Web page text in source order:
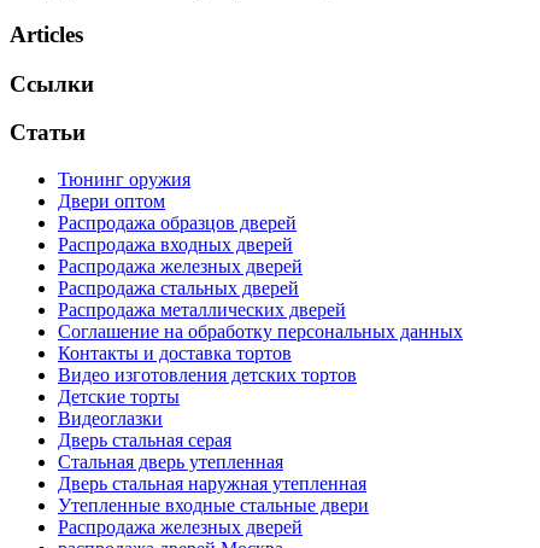
Articles
Ссылки
Статьи
Тюнинг оружия
Двери оптом
Распродажа образцов дверей
Распродажа входных дверей
Распродажа железных дверей
Распродажа стальных дверей
Распродажа металлических дверей
Соглашение на обработку персональных данных
Контакты и доставка тортов
Видео изготовления детских тортов
Детские торты
Видеоглазки
Дверь стальная серая
Стальная дверь утепленная
Дверь стальная наружная утепленная
Утепленные входные стальные двери
Распродажа железных дверей